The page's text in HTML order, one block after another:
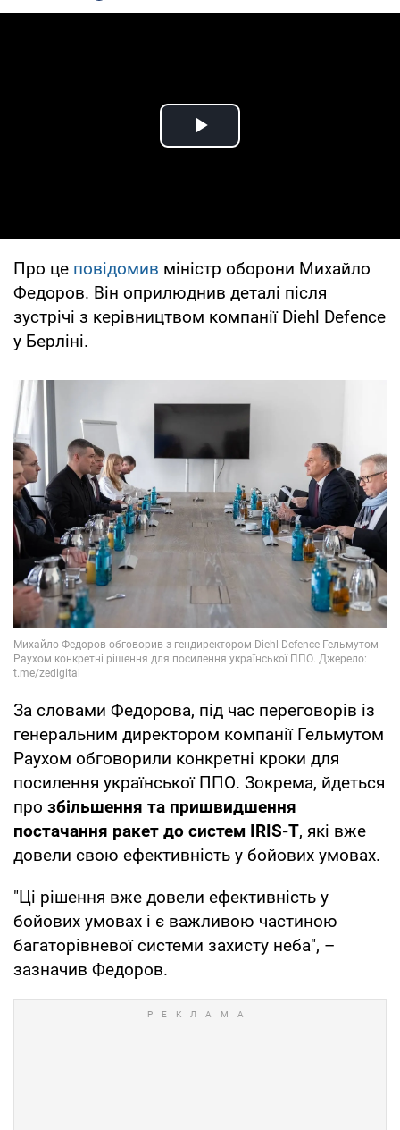
Play Video
Про це повідомив міністр оборони Михайло
Федоров. Він оприлюднив деталі після
зустрічі з керівництвом компанії Diehl Defence
у Берліні.
За словами Федорова, під час переговорів із
генеральним директором компанії Гельмутом
Раухом обговорили конкретні кроки для
посилення української ППО. Зокрема, йдеться
про збільшення та пришвидшення
постачання ракет до систем IRIS-T, які вже
довели свою ефективність у бойових умовах.
"Ці рішення вже довели ефективність у
бойових умовах і є важливою частиною
багаторівневої системи захисту неба", –
зазначив Федоров.